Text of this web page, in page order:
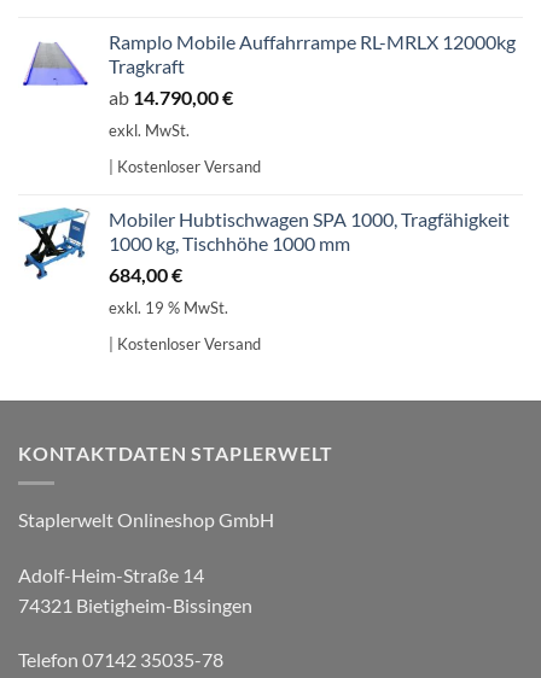
Ramplo Mobile Auffahrrampe RL-MRLX 12000kg
Tragkraft
ab 14.790,00€
exkl. MwSt.
| Kostenloser Versand
Mobiler Hubtischwagen SPA 1000, Tragfähigkeit
1000 kg, Tischhöhe 1000 mm
684,00€
exkl. 19 % MwSt.
| Kostenloser Versand
KONTAKTDATEN STAPLERWELT
Staplerwelt Onlineshop GmbH
Adolf-Heim-Straße 14
74321 Bietigheim-Bissingen
Telefon 07142 35035-78